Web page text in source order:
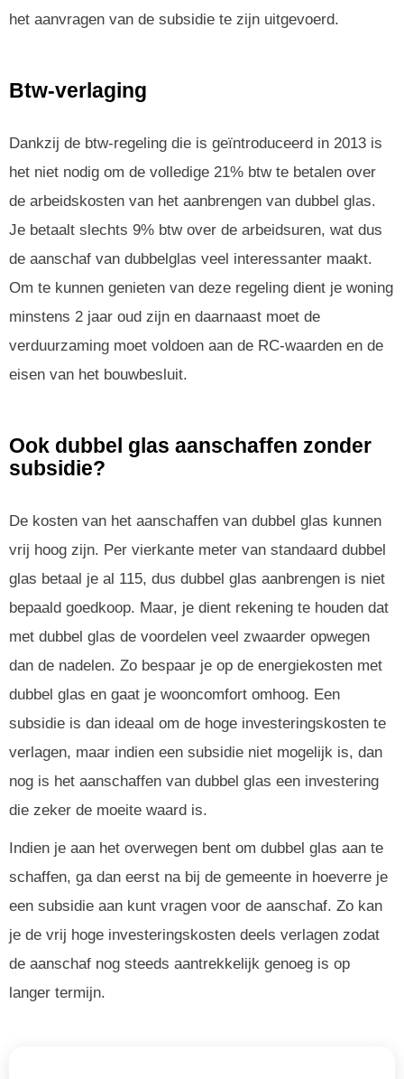
het aanvragen van de subsidie te zijn uitgevoerd.
Btw-verlaging
Dankzij de btw-regeling die is geïntroduceerd in 2013 is
het niet nodig om de volledige 21% btw te betalen over
de arbeidskosten van het aanbrengen van dubbel glas.
Je betaalt slechts 9% btw over de arbeidsuren, wat dus
de aanschaf van dubbelglas veel interessanter maakt.
Om te kunnen genieten van deze regeling dient je woning
minstens 2 jaar oud zijn en daarnaast moet de
verduurzaming moet voldoen aan de RC-waarden en de
eisen van het bouwbesluit.
Ook dubbel glas aanschaffen zonder
subsidie?
De kosten van het aanschaffen van dubbel glas kunnen
vrij hoog zijn. Per vierkante meter van standaard dubbel
glas betaal je al 115, dus dubbel glas aanbrengen is niet
bepaald goedkoop. Maar, je dient rekening te houden dat
met dubbel glas de voordelen veel zwaarder opwegen
dan de nadelen. Zo bespaar je op de energiekosten met
dubbel glas en gaat je wooncomfort omhoog. Een
subsidie is dan ideaal om de hoge investeringskosten te
verlagen, maar indien een subsidie niet mogelijk is, dan
nog is het aanschaffen van dubbel glas een investering
die zeker de moeite waard is.
Indien je aan het overwegen bent om dubbel glas aan te
schaffen, ga dan eerst na bij de gemeente in hoeverre je
een subsidie aan kunt vragen voor de aanschaf. Zo kan
je de vrij hoge investeringskosten deels verlagen zodat
de aanschaf nog steeds aantrekkelijk genoeg is op
langer termijn.